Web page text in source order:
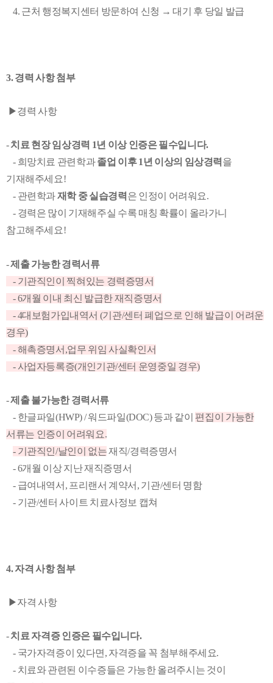
4. 근처 행정복지센터 방문하여 신청 → 대기 후 당일 발급
3. 경력 사항 첨부
▶경력 사항
-치료 현장 임상경력 1년 이상 인증은 필수입니다.
- 희망치료 관련학과졸업 이후 1년 이상의 임상경력 을
기재해주세요!
- 관련학과재학 중 실습경력 은 인정이 어려워요.
- 경력은 많이 기재해주실 수록 매칭 확률이 올라가니
참고해주세요!
-제출 가능한 경력서류
- 기관직인이 찍혀있는 경력증명서
- 6개월 이내 최신 발급한 재직증명서
- 4대보험가입내역서 (기관/센터 폐업으로 인해 발급이 어려운
경우)
- 해촉증명서,업무 위임 사실확인서
- 사업자등록증(개인기관/센터 운영중일 경우)
-제출 불가능한 경력서류
- 한글파일(HWP) / 워드파일(DOC) 등과 같이 편집이 가능한
서류는 인증이 어려워요.
- 기관직인/날인이 없는재직/경력증명서
- 6개월 이상 지난 재직증명서
- 급여내역서, 프리랜서 계약서, 기관/센터 명함
- 기관/센터 사이트 치료사정보 캡쳐
4. 자격 사항 첨부
▶자격 사항
-치료 자격증 인증은 필수입니다.
- 국가자격증이 있다면, 자격증을 꼭 첨부해주세요.
- 치료와 관련된 이수증들은 가능한 올려주시는 것이